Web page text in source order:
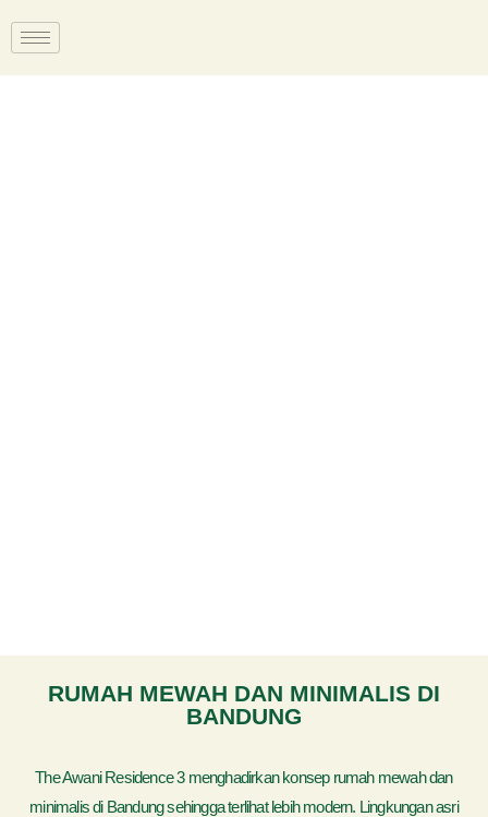
RUMAH MEWAH DAN MINIMALIS DI
BANDUNG
The Awani Residence 3 menghadirkan konsep rumah mewah dan
minimalis di Bandung sehingga terlihat lebih modern. Lingkungan asri